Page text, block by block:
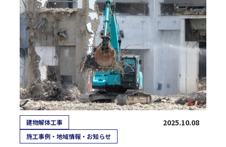
建物解体工事
施工事例・地域情報・お知らせ
2025.10.08